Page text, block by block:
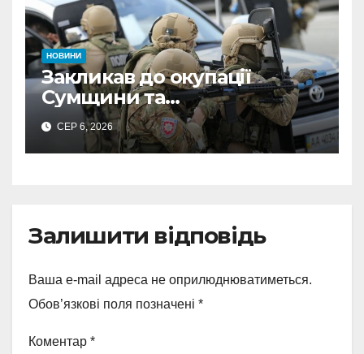
НОВИНИ
Закликав до окупації
Сумщини та
виправдовував обстріли:
СБУ викрила
прокремлівського агітатора
СЕР 6, 2026
Залишити відповідь
Ваша e-mail адреса не оприлюднюватиметься.
Обов’язкові поля позначені *
Коментар *